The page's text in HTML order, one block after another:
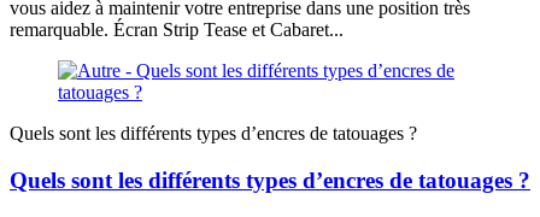
vous aidez à maintenir votre entreprise dans une position très
remarquable. Écran Strip Tease et Cabaret...
Quels sont les différents types d’encres de tatouages ?
Quels sont les différents types d’encres de tatouages ?